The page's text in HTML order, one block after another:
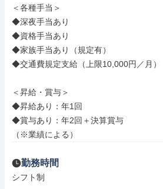
＜各種手当＞
◆深夜手当あり
◆資格手当あり
◆家族手当あり（規定有）
◆交通費規定支給（上限10,000円／月）
＜昇給・賞与＞
◆昇給あり：年1回
◆賞与あり：年2回＋決算賞与
（※業績による）
勤務時間
シフト制